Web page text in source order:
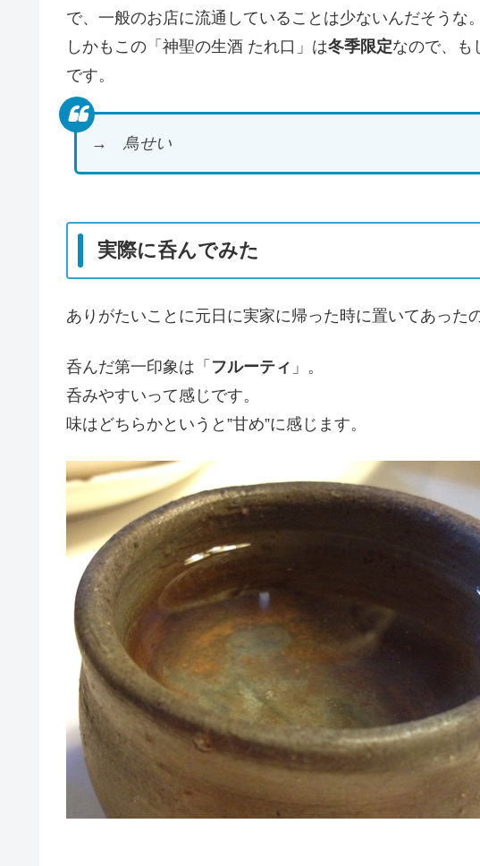
で、一般のお店に流通していることは少ないんだそうな。
しかもこの「神聖の生酒 たれ口」は冬季限定なので、も
です。
→ 鳥せい
実際に呑んでみた
ありがたいことに元日に実家に帰った時に置いてあった
呑んだ第一印象は「 フルーティ 」。
呑みやすいって感じです。
味はどちらかというと”甘め”に感じます。